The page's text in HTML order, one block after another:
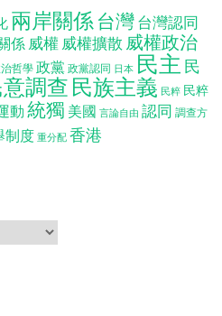
兩岸關係 台灣台灣認同
係 威權 威權擴散 威權政治
哲學 政黨 政黨認同 日本 民主 民
調查 民族主義 民粹 民粹
動 統獨 美國 言論自由 認同 調查方
制度 重分配 香港